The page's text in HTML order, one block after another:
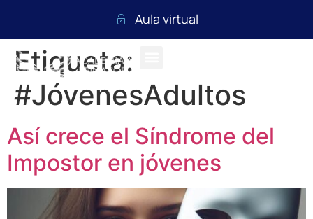
Aula virtual
Etiqueta:
#JóvenesAdultos
Así crece el Síndrome del
Impostor en jóvenes